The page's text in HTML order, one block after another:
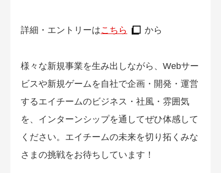
詳細・エントリーはこちら から
様々な新規事業を生み出しながら、Webサー
ビスや新規ゲームを自社で企画・開発・運営
するエイチームのビジネス・社風・雰囲気
を、インターンシップを通してぜひ体感して
ください。エイチームの未来を切り拓くみな
さまの挑戦をお待ちしています！